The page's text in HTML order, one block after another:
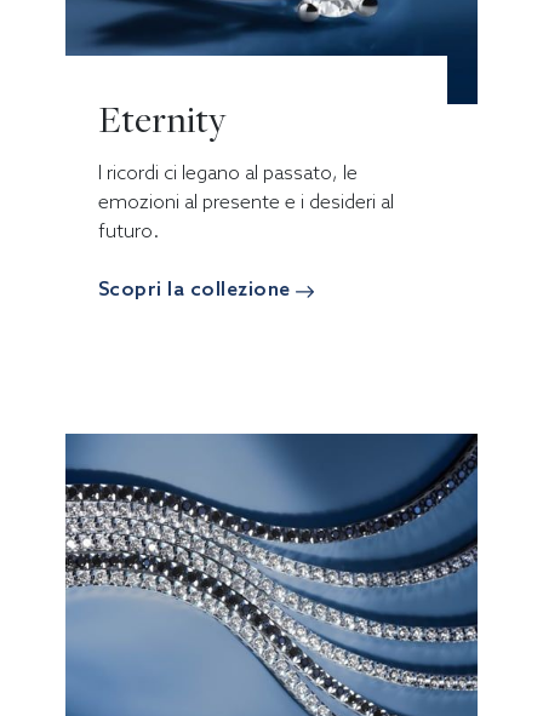
Eternity
I ricordi ci legano al passato, le
emozioni al presente e i desideri al
futuro.
Scopri la collezione